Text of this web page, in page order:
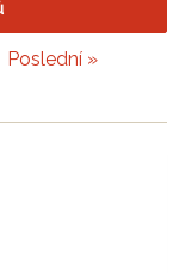
Poslední »